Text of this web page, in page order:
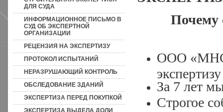
ДЛЯ СУДА
ИНФОРМАЦИОННОЕ ПИСЬМО В
СУД ОБ ЭКСПЕРТНОЙ
ОРГАНИЗАЦИИ
РЕЦЕНЗИЯ НА ЭКСПЕРТИЗУ
ПРОТОКОЛ ИСПЫТАНИЙ
НЕРАЗРУШАЮЩИЙ КОНТРОЛЬ
ОБСЛЕДОВАНИЕ ЗДАНИЙ
ЭКСПЕРТИЗА ПЕРЕД ПОКУПКОЙ
ЭКСПЕРТИЗА ВЫДЕЛА ДОЛИ
Почему
ООО
За 7 лет
Строгое